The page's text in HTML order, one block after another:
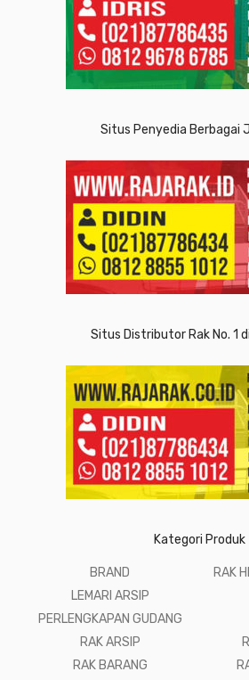
Situs Penyedia Berbagai
Situs Distributor Rak No. 1
Kategori Produk
BRAND
LEMARI ARSIP
PERLENGKAPAN GUDANG
RAK ARSIP
RAK BARANG
RAK